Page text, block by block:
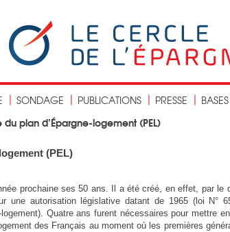
SONDAGE PUBLICATIONS PRESSE
plan d’Épargne-logement (PEL)
(PEL)
prochaine ses 50 ans. Il a été créé, en effet, par le
une autorisation législative datant de 1965 (loi N°
Quatre ans furent nécessaires pour mettre
des Français au moment où les premières